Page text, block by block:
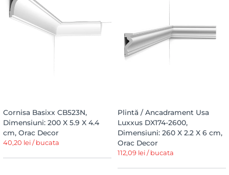
Cornisa Basixx CB523N,
Dimensiuni: 200 X 5.9 X 4.4
cm, Orac Decor
40,20 lei / bucata
Plintă / Ancadrament Usa
Luxxus DX174-2600,
Dimensiuni: 260 X 2.2 X 6 cm,
Orac Decor
112,09 lei / bucata